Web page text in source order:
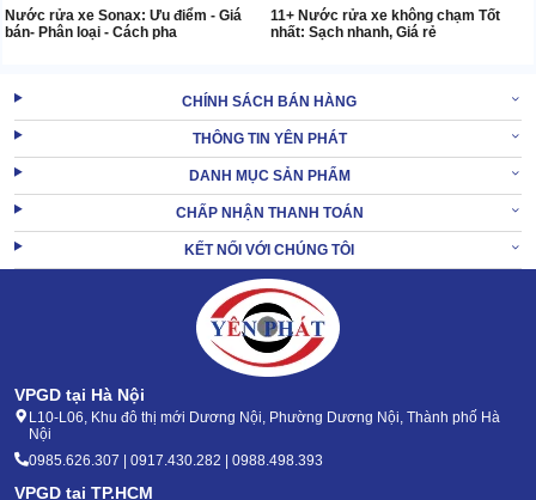
Nước rửa xe Sonax: Ưu điểm - Giá
bán- Phân loại - Cách pha
11+ Nước rửa xe không chạm Tốt
nhất: Sạch nhanh, Giá rẻ
CHÍNH SÁCH BÁN HÀNG
THÔNG TIN YÊN PHÁT
DANH MỤC SẢN PHẨM
CHẤP NHẬN THANH TOÁN
KẾT NỐI VỚI CHÚNG TÔI
VPGD tại Hà Nội
L10-L06, Khu đô thị mới Dương Nội, Phường Dương Nội, Thành phố Hà
Nội
0985.626.307 | 0917.430.282 | 0988.498.393
VPGD tại TP.HCM